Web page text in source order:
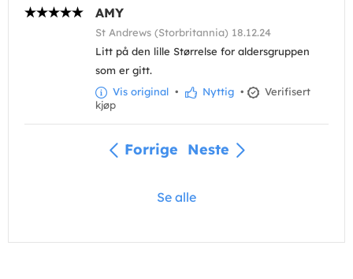
AMY
St Andrews (Storbritannia) 18.12.24
Litt på den lille Størrelse for aldersgruppen
som er gitt.
Vis original • Nyttig •
Verifisert
kjøp
Forrige Neste
Se alle